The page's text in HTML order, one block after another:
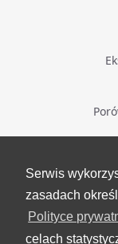
Serwis
zasadach
Polityce
celach